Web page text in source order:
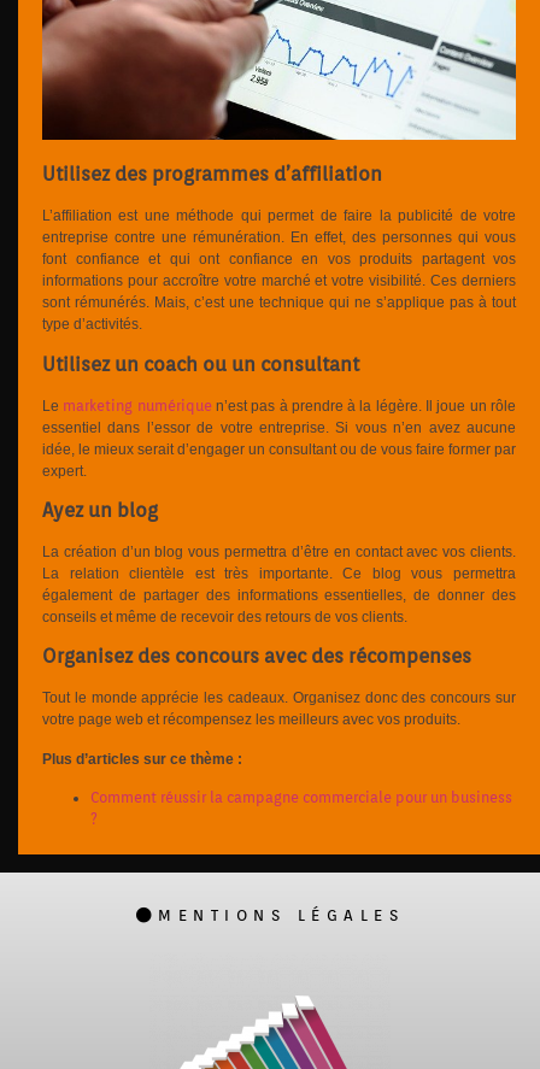
Utilisez des programmes d’affiliation
L’affiliation est une méthode qui permet de faire la publicité de votre
entreprise contre une rémunération. En effet, des personnes qui vous
font confiance et qui ont confiance en vos produits partagent vos
informations pour accroître votre marché et votre visibilité. Ces derniers
sont rémunérés. Mais, c’est une technique qui ne s’applique pas à tout
type d’activités.
Utilisez un coach ou un consultant
Le marketing numériquen’est pas à prendre à la légère. Il joue un rôle
essentiel dans l’essor de votre entreprise. Si vous n’en avez aucune
idée, le mieux serait d’engager un consultant ou de vous faire former par
expert.
Ayez un blog
La création d’un blog vous permettra d’être en contact avec vos clients.
La relation clientèle est très importante. Ce blog vous permettra
également de partager des informations essentielles, de donner des
conseils et même de recevoir des retours de vos clients.
Organisez des concours avec des récompenses
Tout le monde apprécie les cadeaux. Organisez donc des concours sur
votre page web et récompensez les meilleurs avec vos produits.
Plus d’articles sur ce thème :
Comment réussir la campagne commerciale pour un business
?
MENTIONS LÉGALES